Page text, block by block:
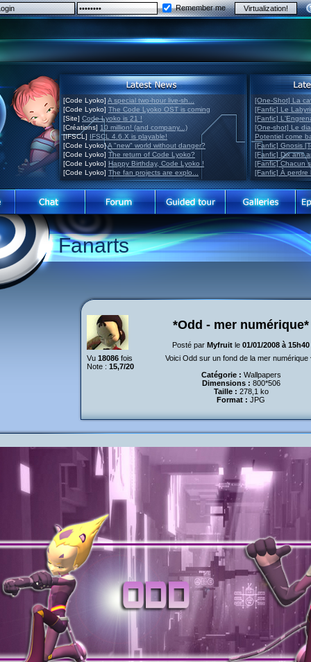
Remember me
[Code Lyoko] A special two-hour live-sh...
[Code Lyoko] The Code Lyoko OST is coming
[Site] Code Lyoko is 21 !
[Créations] 10 million! (and company...)
[IFSCL] IFSCL 4.6.X is playable!
[Code Lyoko]A "new" world without danger?
[Code Lyoko] The return of Code Lyoko?
[Code Lyoko] Happy Birthday, Code Lyoko !
[Code Lyoko] The fan projects are explo...
[One-Shot] La
[Fanfic] Le
[Fanfic]
[One-shot] Le
Potentiel come
[Fanfic] Gnosis
[Fanfic] Dix ans
[Fanfic] Chacun
[Fanfic] À perdre
Fanarts
*Odd - mer numérique*
Posté par Myfruit le 01/01/2008 à 15h40
Vu 18086fois
Note : 15,7/20
Voici Odd sur un fond de la mer numérique
Catégorie : Wallpapers
Dimensions : 800*506
Taille : 278,1 ko
Format : JPG